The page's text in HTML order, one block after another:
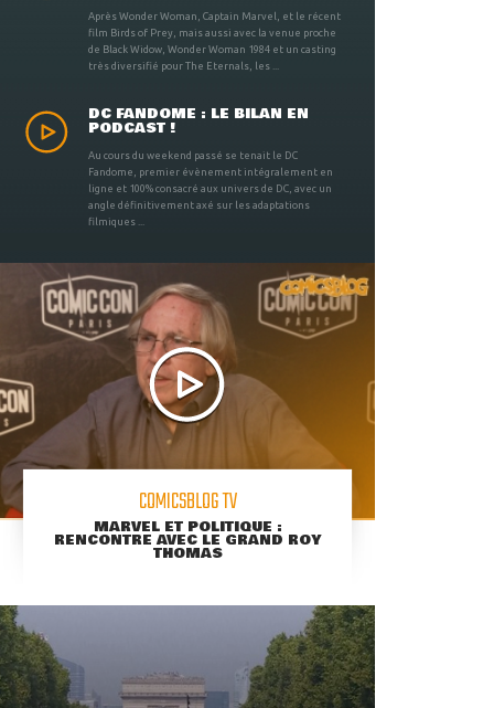
Après Wonder Woman, Captain Marvel, et le récent
film Birds of Prey, mais aussi avec la venue proche
de Black Widow, Wonder Woman 1984 et un casting
très diversifié pour The Eternals, les ...
DC FANDOME : LE BILAN EN
PODCAST !
Au cours du weekend passé se tenait le DC
Fandome, premier évènement intégralement en
ligne et 100% consacré aux univers de DC, avec un
angle définitivement axé sur les adaptations
filmiques ...
COMICSBLOG TV
MARVEL ET POLITIQUE :
RENCONTRE AVEC LE GRAND ROY
THOMAS